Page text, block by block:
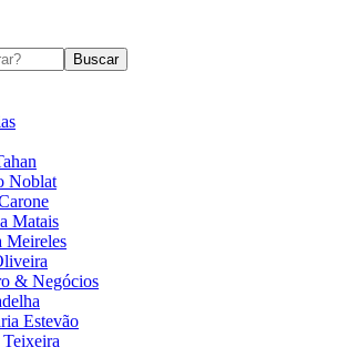
Buscar
Noblat
Matais
Meireles
& Negócios
Estevão